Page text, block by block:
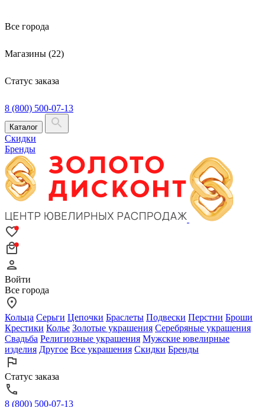
Все города
Магазины (22)
Статус заказа
8 (800) 500-07-13
Каталог
Скидки
Бренды
Войти
Все города
Кольца Серьги Цепочки Браслеты Подвески Перстни Броши
Крестики Колье Золотые украшения Серебряные украшения
Свадьба Религиозные украшения Мужские ювелирные
изделия Другое Все украшения Скидки Бренды
Статус заказа
8 (800) 500-07-13